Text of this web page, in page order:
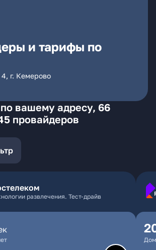
и тарифы по
г. Кемерово
вашему адресу, 66
провайдеров
развлечения. Тест-драйв